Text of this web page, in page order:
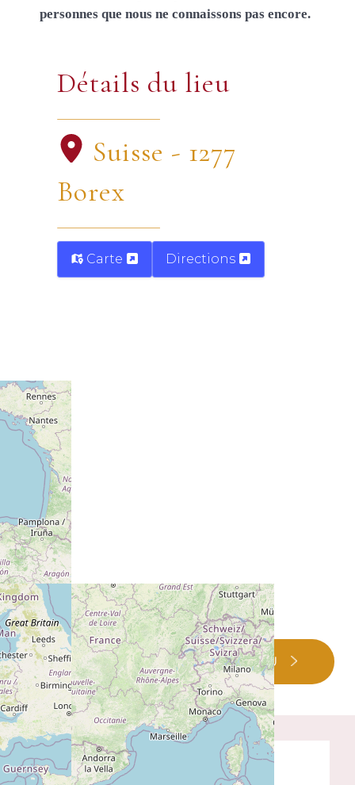
personnes que nous ne connaissons pas encore.
Détails du lieu
Suisse - 1277
Borex
Carte Directions
PLUS D'INFO SUR CE LIEU